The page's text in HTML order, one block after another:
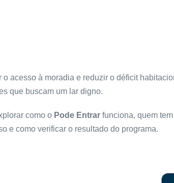
acesso à moradia e reduzir o déficit
que buscam um lar digno.
como o Pode Entrar funciona, quem
e como verificar o resultado do programa.